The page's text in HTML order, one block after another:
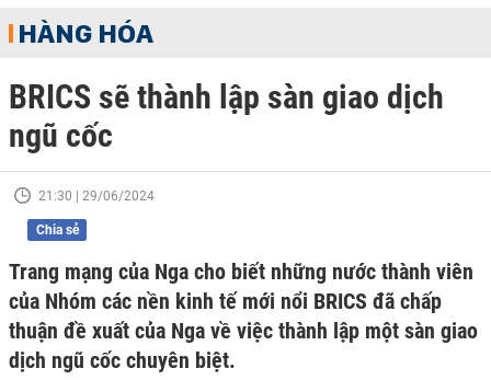
HÀNG HÓA
BRICS sẽ thành lập sàn giao dịch
ngũ cốc
21:30 | 29/06/2024
Chia sẻ
Trang mạng của Nga cho biết những nước thành viên
của Nhóm các nền kinh tế mới nổi BRICS đã chấp
thuận đề xuất của Nga về việc thành lập một sàn giao
dịch ngũ cốc chuyên biệt.